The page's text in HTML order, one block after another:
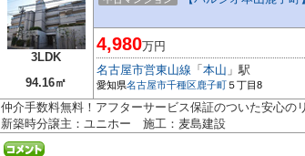
3LDK
94.16㎡
4,980万円
名古屋市営東山線 「 本山 」駅
愛知県名古屋市千種区鹿子町 ５丁目8
仲介手数料無料！アフターサービス保証のついた安心
新築時分譲主：ユニホー 施工：麦島建設